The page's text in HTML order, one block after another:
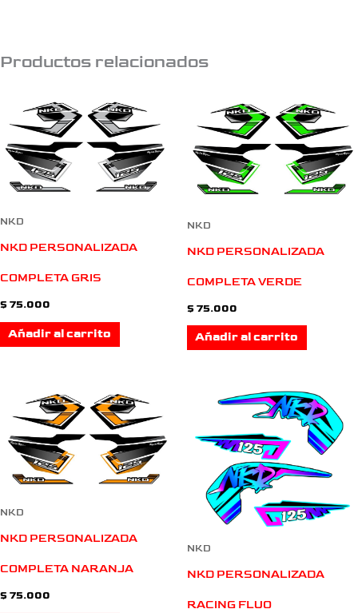
Productos relacionados
NKD
NKD PERSONALIZADA
COMPLETA GRIS
$ 75.000
Añadir al carrito
NKD
NKD PERSONALIZADA
COMPLETA VERDE
$ 75.000
Añadir al carrito
NKD
NKD PERSONALIZADA
COMPLETA NARANJA
$ 75.000
NKD
NKD PERSONALIZADA
RACING FLUO